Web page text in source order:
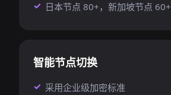
日本节点 80+，新加坡节点 60+
智能节点切换
采用企业级加密标准